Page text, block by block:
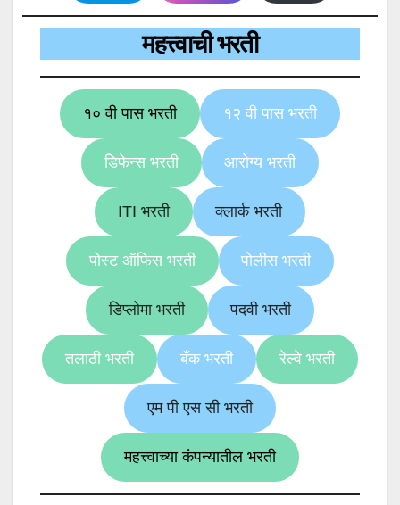
महत्त्वाची भरती
१० वी पास भरती १२ वी पास भरती
डिफेन्स भरती आरोग्य भरती
ITI भरती क्लार्क भरती
पोस्ट ऑफिस भरती पोलीस भरती
डिप्लोमा भरती पदवी भरती
तलाठी भरती बँक भरती रेल्वे भरती
एम पी एस सी भरती
महत्त्वाच्या कंपन्यातील भरती